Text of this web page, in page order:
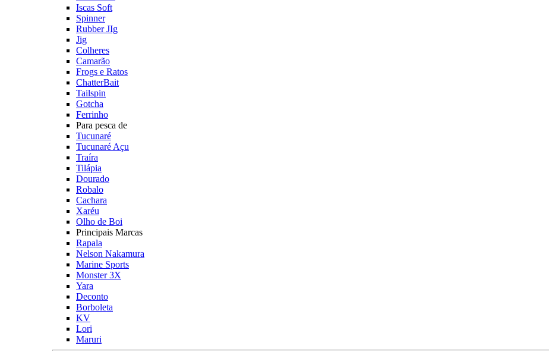
Iscas Soft
Spinner
Rubber JIg
Jig
Colheres
Camarão
Frogs e Ratos
ChatterBait
Tailspin
Gotcha
Ferrinho
Para pesca de
Tucunaré
Tucunaré Açu
Traíra
Tilápia
Dourado
Robalo
Cachara
Xaréu
Olho de Boi
Principais Marcas
Rapala
Nelson Nakamura
Marine Sports
Monster 3X
Yara
Deconto
Borboleta
KV
Lori
Maruri